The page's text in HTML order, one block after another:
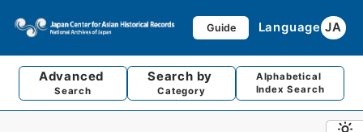
Guide Language JA
Advanced
Search
Search by
Category
Alphabetical
Index Search